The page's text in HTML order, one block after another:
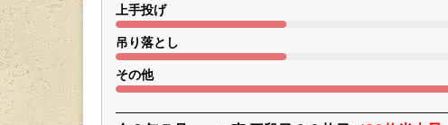
上手投げ
吊り落とし
その他